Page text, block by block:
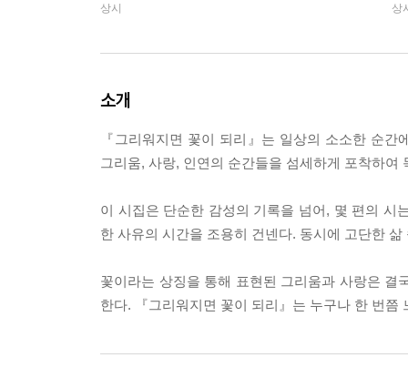
상시 상
소개
『그리워지면 꽃이 되리』는 일상의 소소한 순
그리움, 사랑, 인연의 순간들을 섬세하게 포착하여
이 시집은 단순한 감성의 기록을 넘어, 몇 편의 시
한 사유의 시간을 조용히 건넨다. 동시에 고단한
꽃이라는 상징을 통해 표현된 그리움과 사랑은 결
한다. 『그리워지면 꽃이 되리』는 누구나 한 번